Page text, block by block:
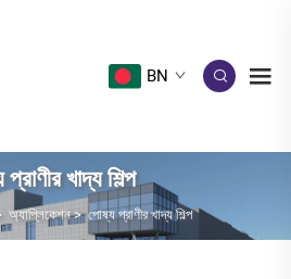
BN
খাদ্য শিল্প
অ্যাপ্লিকেশন>পোষ্য প্রাণীর খাদ্য শিল্প